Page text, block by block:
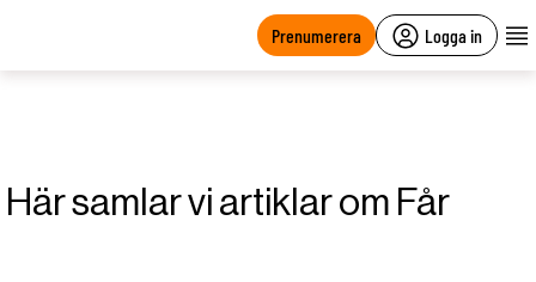
Prenumerera Logga in
Här samlar vi artiklar om Får